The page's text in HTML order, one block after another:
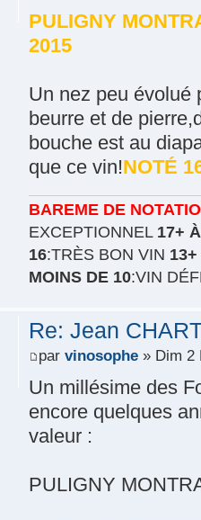
PULIGNY
2015
Un nez peu évolué
beurre et de
bouche est au
que ce vin!NOTÉ
BAREME DE
EXCEPTIONNEL 17+
16:TRÈS BON VIN
MOINS DE 10:VIN
Re: Jean
parvinosophe » Dim 2
Un millésime des
encore quelques
valeur :
PULIGNY